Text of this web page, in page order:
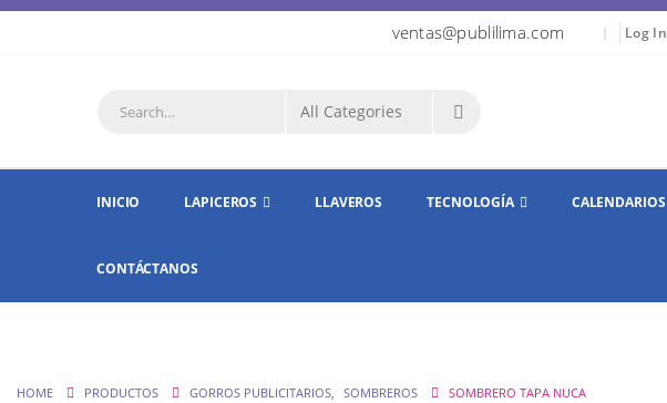
ventas@publilima.com | Log In
INICIO LAPICEROS LLAVEROS TECNOLOGÍA CALENDARIOS
CONTÁCTANOS
HOME PRODUCTOS GORROS PUBLICITARIOS, SOMBREROS SOMBRERO TAPA NUCA